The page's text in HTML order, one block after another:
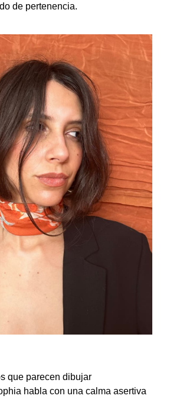
de pertenencia.
que parecen dibujar
habla con una calma asertiva